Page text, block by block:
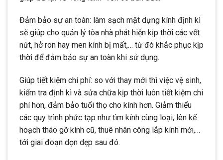
Đảm bảo sự an toàn: làm sạch mặt dựng kính định kì
sẽ giúp cho quản lý tòa nhà phát hiện kịp thời các vết
nứt, hở ron hay men kính bị mất,… từ đó khắc phục kịp
thời để đảm bảo sự an toàn khi sử dụng.
Giúp tiết kiệm chi phí: so với thay mới thì việc vệ sinh,
kiểm tra định kì và sửa chữa kịp thời luôn tiết kiệm chi
phí hơn, đảm bảo tuổi thọ cho kính hơn. Giảm thiểu
các quy trình phức tạp như tìm kính cùng loại, lên kế
hoạch tháo gỡ kính cũ, thuê nhân công lắp kính mới,…
tới giai đoạn dọn dẹp sau đó.